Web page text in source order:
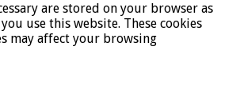
are stored on your browser as
use this website. These cookies
may affect your browsing